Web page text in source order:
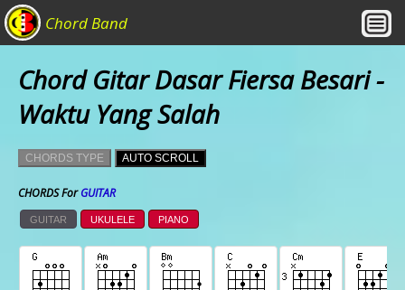
Chord Band
Chord Gitar Dasar Fiersa Besari -
Waktu Yang Salah
CHORDS TYPE AUTO SCROLL
CHORDS ForGUITAR
GUITAR UKULELE PIANO